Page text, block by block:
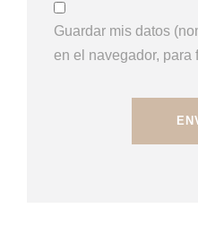
Guardar mis datos
en el navegador, para